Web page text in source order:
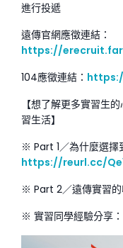
進行投遞
遠傳官網應徵連結：
https://
104應徵連結：
【想了解更多實習生
習生活】
※ Part 1／為什麼選擇
https://reurl.cc/
※ Part 2／遠傳實習的
※ 實習同學經驗分享：